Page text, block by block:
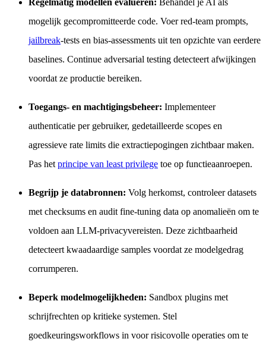
mogelijk gecompromitteerde code. Voer red-team prompts,
jailbreak-tests en bias-assessments uit ten opzichte van eerdere
baselines. Continue adversarial testing detecteert afwijkingen
voordat ze productie bereiken.
Toegangs- en machtigingsbeheer: Implementeer
authenticatie per gebruiker, gedetailleerde scopes en
agressieve rate limits die extractiepogingen zichtbaar maken.
Pas het principe van least privilege toe op functieaanroepen.
Begrijp je databronnen: Volg herkomst, controleer datasets
met checksums en audit fine-tuning data op anomalieën om te
voldoen aan LLM-privacyvereisten. Deze zichtbaarheid
detecteert kwaadaardige samples voordat ze modelgedrag
corrumperen.
Beperk modelmogelijkheden: Sandbox plugins met
schrijfrechten op kritieke systemen. Stel
goedkeuringsworkflows in voor risicovolle operaties om te